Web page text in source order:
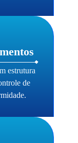
estrutura
de